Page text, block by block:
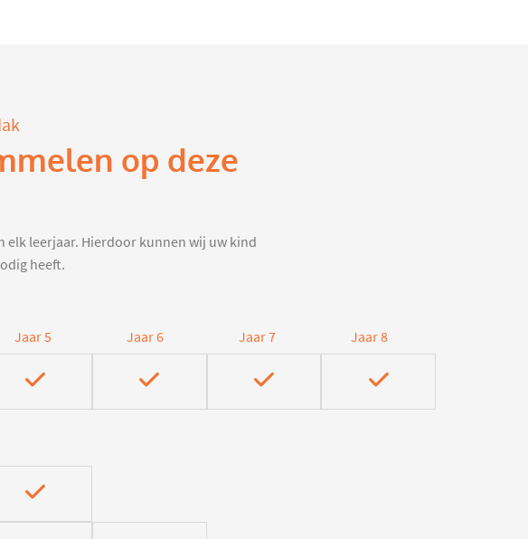
op deze
elk leerjaar. Hierdoor kunnen wij uw kind
heeft.
Jaar 5 Jaar 6 Jaar 7 Jaar 8